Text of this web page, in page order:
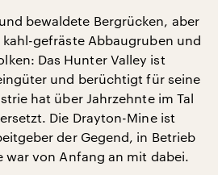
bewaldete Bergrücken, aber
gefräste Abbaugruben und
Das Hunter Valley ist
und berüchtigt für seine
hat über Jahrzehnte im Tal
Die Drayton-Mine ist
der Gegend, in Betrieb
war von Anfang an mit dabei.